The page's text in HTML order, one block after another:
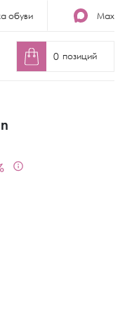
обуви Max
0 позиций